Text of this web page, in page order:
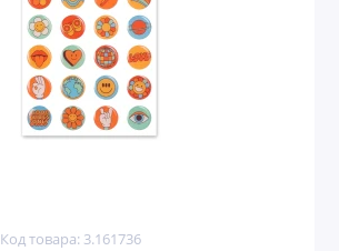
Код товара: 3.161736